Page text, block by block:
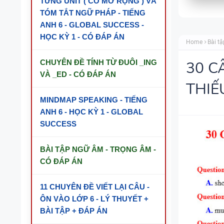
TÓM TẮT NGỮ PHÁP - TIẾNG
ANH 6 - GLOBAL SUCCESS -
HỌC KỲ 1 - CÓ ĐÁP ÁN
CHUYÊN ĐỀ TÍNH TỪ ĐUÔI _ING
VÀ _ED - CÓ ĐÁP ÁN
MINDMAP SPEAKING - TIẾNG
ANH 6 - HỌC KỲ 1 - GLOBAL
SUCCESS
BÀI TẬP NGỮ ÂM - TRỌNG ÂM -
CÓ ĐÁP ÁN
11 CHUYÊN ĐỀ VIẾT LẠI CÂU -
ÔN VÀO LỚP 6 - LÝ THUYẾT +
BÀI TẬP + ĐÁP ÁN
Home Bài
30